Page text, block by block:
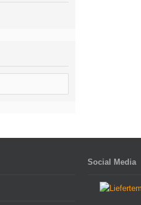
Social Media